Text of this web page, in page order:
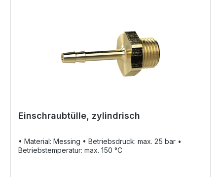
Einschraubtülle, zylindrisch
• Material: Messing • Betriebsdruck: max. 25 bar •
Betriebstemperatur: max. 150 °C